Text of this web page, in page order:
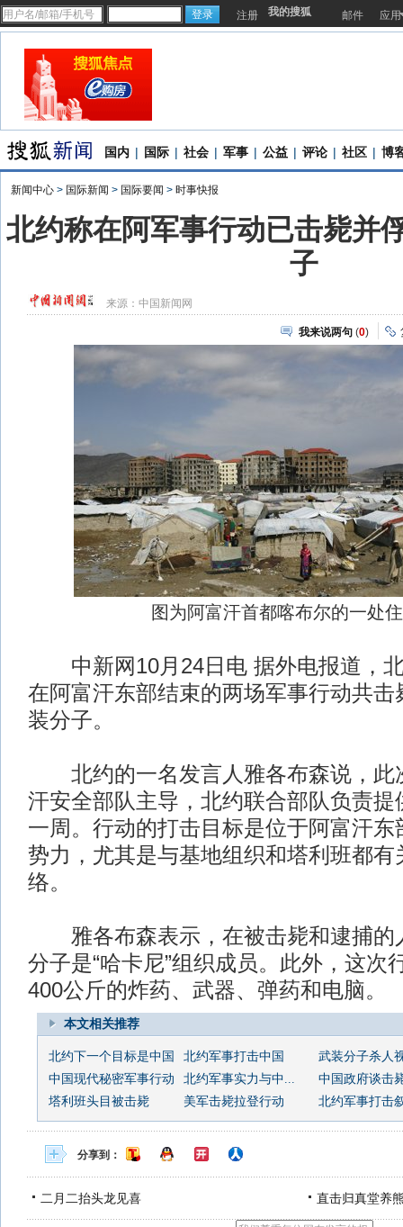
注册 我的搜狐 邮件 应用
国内 | 国际 | 社会 | 军事 | 公益 | 评论 | 社区 | 博
新闻中心 > 国际新闻 > 国际要闻 > 时事快报
北约称在阿军事行动已击毙并
子
来源： 中国新闻网
我来说两句 (0)
图为阿富汗首都喀布尔的一处
中新网10月24日电 据外电报道，北
在阿富汗东部结束的两场军事行动共击
装分子。
北约的一名发言人雅各布森说，此
汗安全部队主导，北约联合部队负责提
一周。行动的打击目标是位于阿富汗东
势力，尤其是与基地组织和塔利班都有
络。
雅各布森表示，在被击毙和逮捕的
分子是“哈卡尼”组织成员。此外，这次
400公斤的炸药、武器、弹药和电脑。
本文相关推荐
北约下一个目标是中国 北约军事打击中国
武装分子杀人
中国现代秘密军事行动
北约军事实力与中...
中国政府谈击
塔利班头目被击毙
美军击毙拉登行动 北约军事打击
分享到：
二月二抬头龙见喜 直击归真堂养